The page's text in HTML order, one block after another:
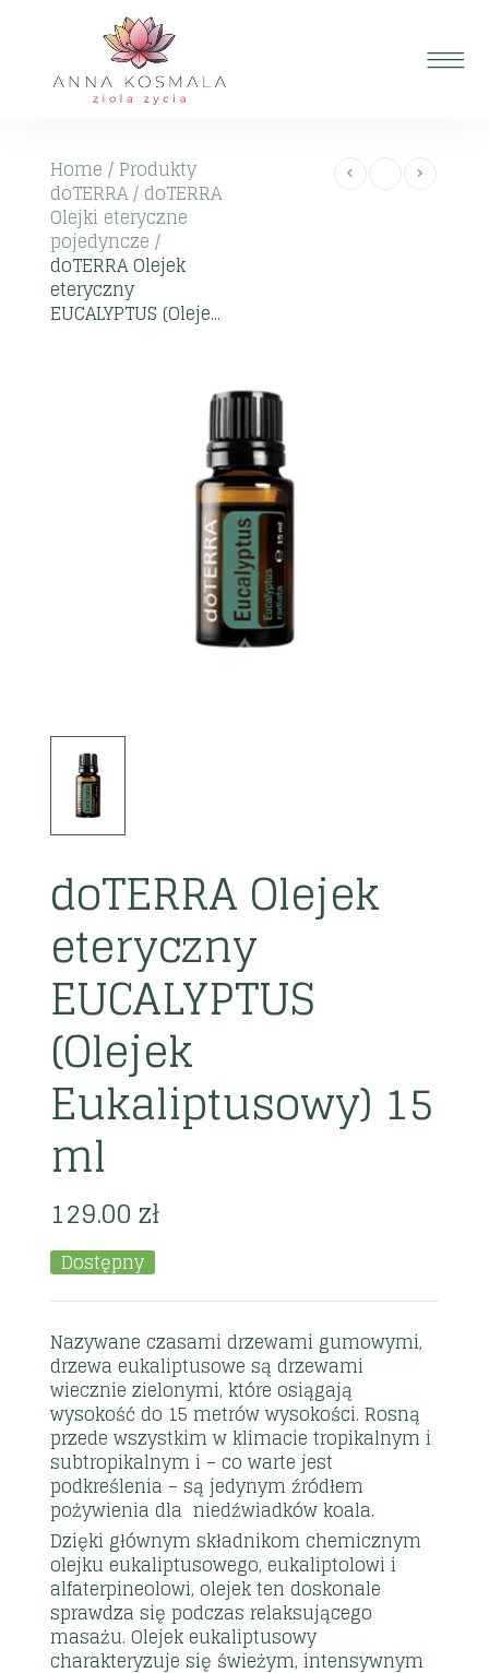
Home / Produkty
doTERRA/ doTERRA
Olejki eteryczne
pojedyncze /
doTERRA Olejek
eteryczny
EUCALYPTUS (Oleje...
doTERRA Olejek
eteryczny
EUCALYPTUS
(Olejek
Eukaliptusowy) 15
ml
129.00zł
Dostępny
Nazywane czasami drzewami gumowymi,
drzewa eukaliptusowe są drzewami
wiecznie zielonymi, które osiągają
wysokość do 15 metrów wysokości. Rosną
przede wszystkim w klimacie tropikalnym i
subtropikalnym i – co warte jest
podkreślenia – są jedynym źródłem
pożywienia dla niedźwiadków koala.
Dzięki głównym składnikom chemicznym
olejku eukaliptusowego, eukaliptolowi i
alfaterpineolowi, olejek ten doskonale
sprawdza się podczas relaksującego
masażu. Olejek eukaliptusowy
charakteryzuje się świeżym, intensywnym